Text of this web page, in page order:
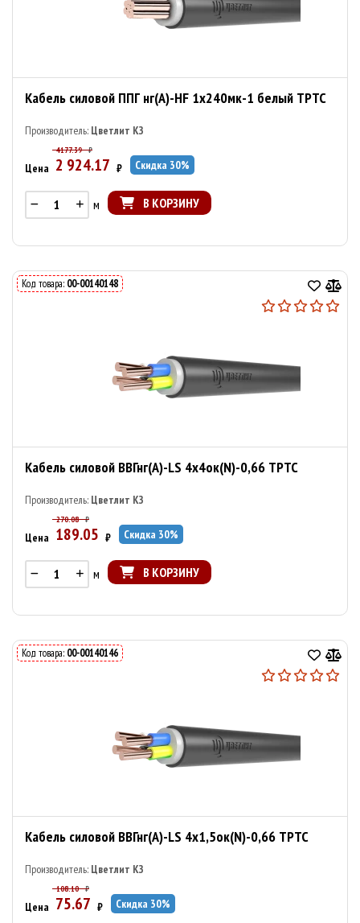
Кабель силовой ППГ нг(А)-HF 1х240мк-1 белый ТРТС
Производитель: Цветлит КЗ
4177.39 ₽
Цена 2 924.17 ₽ Скидка 30%
м В КОРЗИНУ
Код товара: 00-00140148
Кабель силовой ВВГнг(А)-LS 4х4ок(N)-0,66 ТРТС
Производитель: Цветлит КЗ
270.08 ₽
Цена 189.05 ₽ Скидка 30%
м В КОРЗИНУ
Код товара: 00-00140146
Кабель силовой ВВГнг(А)-LS 4х1,5ок(N)-0,66 ТРТС
Производитель: Цветлит КЗ
108.10 ₽
Цена 75.67 ₽ Скидка 30%